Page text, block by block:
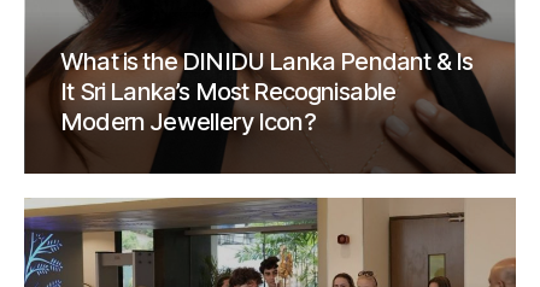
What is the DINIDU Lanka Pendant & Is
It Sri Lanka’s Most Recognisable
Modern Jewellery Icon?